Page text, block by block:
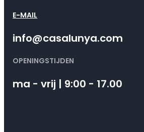
E-MAIL
info@casalunya.com
OPENINGSTIJDEN
ma - vrij | 9:00 - 17.00